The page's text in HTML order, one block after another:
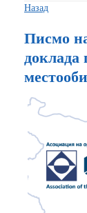
Назад
Писмо
доклада